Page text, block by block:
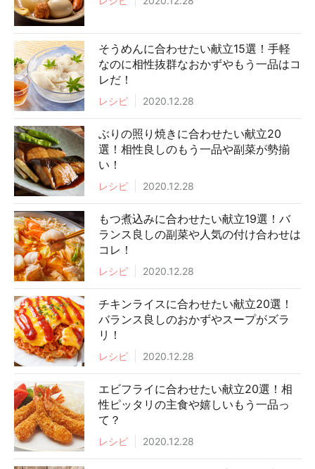
そうめんに合わせたい献立15選！手軽
なのに相性抜群なおかずやもう一品はコ
レだ！
レシピ 2020.12.28
ぶりの照り焼きに合わせたい献立20
選！相性良しのもう一品や副菜が勢揃
い！
レシピ 2020.12.28
もつ煮込みに合わせたい献立19選！バ
ランス良しの副菜や人気の付け合わせは
コレ！
レシピ 2020.12.28
チキンライスに合わせたい献立20選！
バランス良しのおかずやスープがズラ
リ！
レシピ 2020.12.28
エビフライに合わせたい献立20選！相
性ピッタリの主食や嬉しいもう一品っ
て？
レシピ 2020.12.28